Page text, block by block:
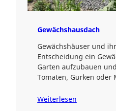
Gewächshausdach
Gewächshäuser und
Entscheidung ein
Garten aufzubauen
Tomaten, Gurken oder
Weiterlesen